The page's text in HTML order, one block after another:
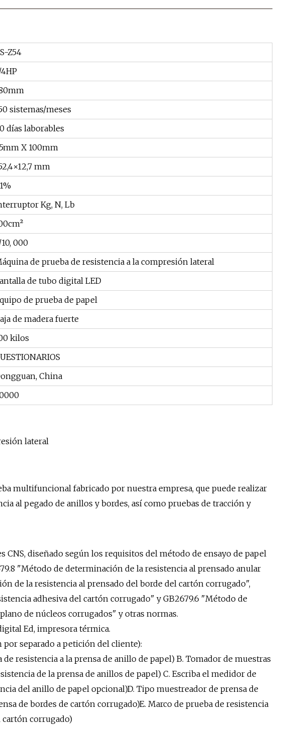
Z54
sistemas/meses
días laborables
X 100mm
mm
Kg, N, Lb
000
de prueba de resistencia a la compresión lateral
de tubo digital LED
de prueba de papel
de madera fuerte
kilos
China
lateral
multifuncional fabricado por nuestra empresa, que puede realizar
al pegado de anillos y bordes, así como pruebas de tracción y
CNS, diseñado según los requisitos del método de ensayo de papel
"Método de determinación de la resistencia al prensado anular
de la resistencia al prensado del borde del cartón corrugado",
adhesiva del cartón corrugado" y GB2679.6 "Método de
de núcleos corrugados" y otras normas.
Ed, impresora térmica.
separado a petición del cliente):
resistencia a la prensa de anillo de papel) B. Tomador de muestras
de la prensa de anillos de papel) C. Escriba el medidor de
del anillo de papel opcional)D. Tipo muestreador de prensa de
de bordes de cartón corrugado)E. Marco de prueba de resistencia
cartón corrugado)